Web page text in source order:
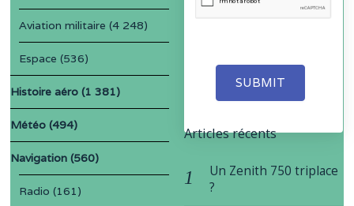
SUBMIT
Aviation militaire (4 248)
Espace (536)
Histoire aéro (1 381)
Météo (494)
Navigation (560)
Radio (161)
Articles récents
Un Zenith 750 triplace
?